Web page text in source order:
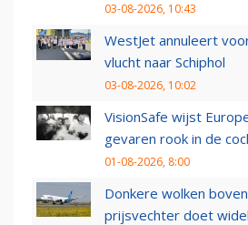
03-08-2026, 10:43
WestJet annuleert
vlucht naar Schiphol
03-08-2026, 10:02
VisionSafe wijst
gevaren rook in de
01-08-2026, 8:00
Donkere wolken
prijsvechter doet